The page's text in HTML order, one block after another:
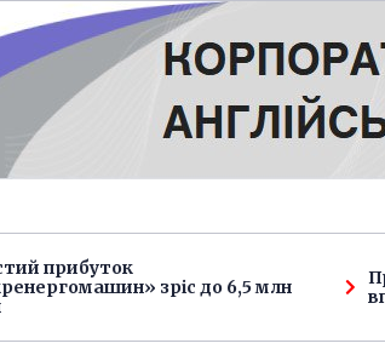
прибуток
зріс до 6,5 млн